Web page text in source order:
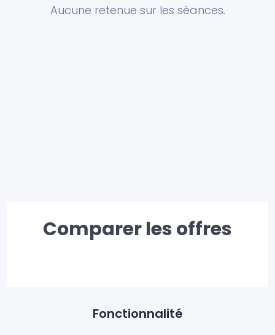
Aucune retenue sur les séances.
Comparer les offres
Fonctionnalité